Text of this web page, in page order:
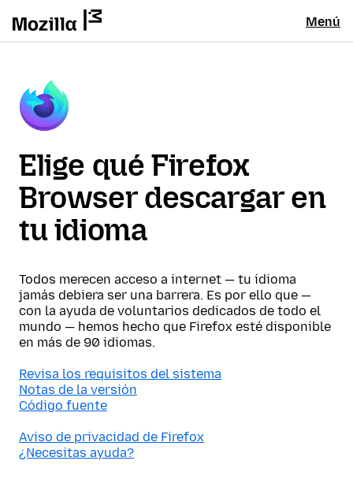
Menú
Elige qué Firefox
Browser descargar en
tu idioma
Todos merecen acceso a internet — tu idioma
jamás debiera ser una barrera. Es por ello que —
con la ayuda de voluntarios dedicados de todo el
mundo — hemos hecho que Firefox esté disponible
en más de 90 idiomas.
Revisa los requisitos del sistema
Notas de la versión
Código fuente
Aviso de privacidad de Firefox
¿Necesitas ayuda?